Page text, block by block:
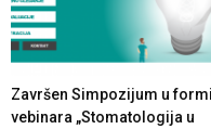
Završen Simpozijum u formi
vebinara „Stomatologija u